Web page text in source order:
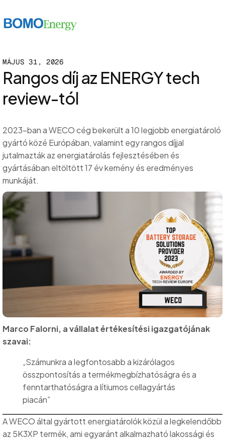
MÁJUS 31, 2026
Rangos díj az ENERGY tech
review-tól
2023-ban a WECO cég bekerült a 10 legjobb energiatároló
gyártó közé Európában, valamint egy rangos díjjal
jutalmazták az energiatárolás fejlesztésében és
gyártásában eltöltött 17 év kemény és eredményes
munkáját.
Marco Falorni, a vállalat értékesítési igazgatójának
szavai:
„Számunkra a legfontosabb a kizárólagos
összpontosítás a termékmegbízhatóságra és a
fenntarthatóságra a lítiumos cellagyártás
piacán”
A WECO által gyártott energiatárolók közül a legkelendőbb
az 5K3XP termék, ami egyaránt alkalmazható lakossági és